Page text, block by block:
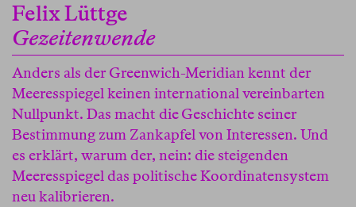
Felix Lüttge
Gezeitenwende
Anders als der Greenwich-Meridian kennt der
Meeresspiegel keinen international vereinbarten
Nullpunkt. Das macht die Geschichte seiner
Bestimmung zum Zankapfel von Interessen. Und
es erklärt, warum der, nein: die steigenden
Meeresspiegel das politische Koordinatensystem
neu kalibrieren.